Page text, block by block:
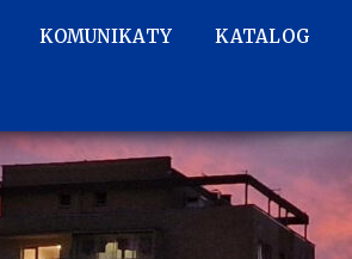
KOMUNIKATY KATALOG